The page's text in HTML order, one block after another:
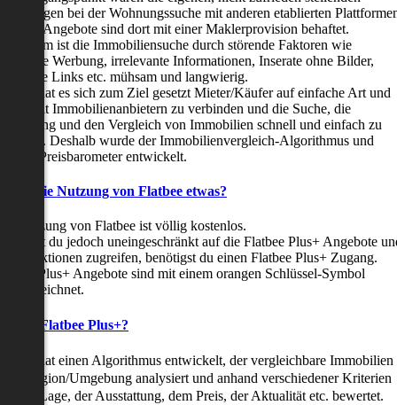
bei der Wohnungssuche mit anderen etablierten
alle Angebote sind dort mit einer Maklerprovision behaftet.
ist die Immobiliensuche durch störende Faktoren wie
Werbung, irrelevante Informationen, Inserate ohne Bilder,
Links etc. mühsam und langwierig.
hat es sich zum Ziel gesetzt Mieter/Käufer auf einfache Art und
mit Immobilienanbietern zu verbinden und die Suche, die
und den Vergleich von Immobilien schnell und einfach zu
Deshalb wurde der Immobilienvergleich-Algorithmus und
Preisbarometer entwickelt.
die Nutzung von Flatbee etwas?
Nutzung von Flatbee ist völlig kostenlos.
du jedoch uneingeschränkt auf die Flatbee Plus+ Angebote
zugreifen, benötigst du einen Flatbee Plus+ Zugang.
Plus+ Angebote sind mit einem orangen Schlüssel-Symbol
ist Flatbee Plus+?
hat einen Algorithmus entwickelt, der vergleichbare Immobilien
Region/Umgebung analysiert und anhand verschiedener Kriterien
der Lage, der Ausstattung, dem Preis, der Aktualität etc. bewertet.